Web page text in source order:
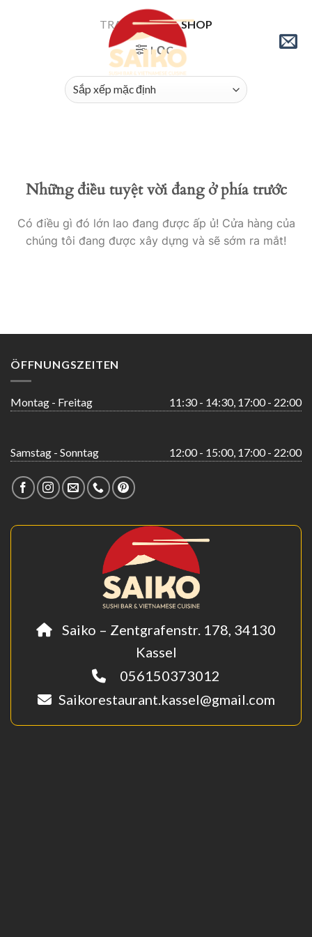
TRANG CHỦ / SHOP
LỌC
Những điều tuyệt vời đang ở phía trước
Có điều gì đó lớn lao đang được ấp ủ! Cửa hàng của
chúng tôi đang được xây dựng và sẽ sớm ra mắt!
ÖFFNUNGSZEITEN
Montag - Freitag 11:30 - 14:30, 17:00 - 22:00
Samstag - Sonntag 12:00 - 15:00, 17:00 - 22:00
Saiko – Zentgrafenstr. 178, 34130
Kassel
056150373012
Saikorestaurant.kassel@gmail.com